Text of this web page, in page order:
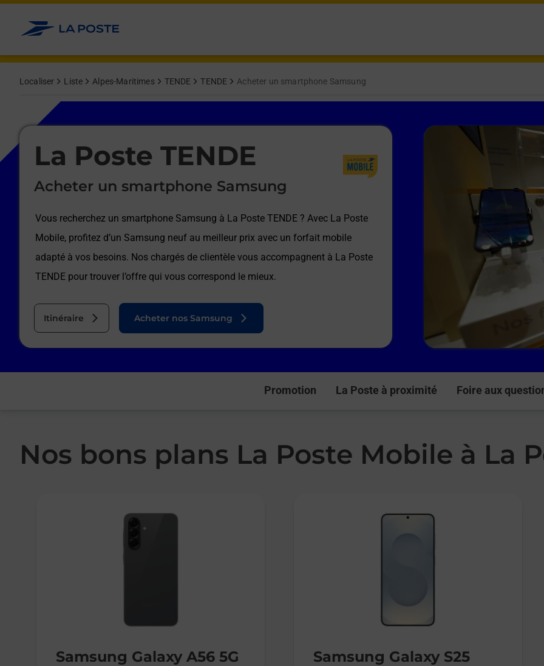
Allez au contenu
Localiser Liste Alpes-Maritimes TENDE TENDE Acheter un smartphone Samsung
La Poste TENDE
Acheter un smartphone Samsung
Vous recherchez un smartphone Samsung à La Poste TENDE ? Avec La Poste
Mobile, profitez d’un Samsung neuf au meilleur prix avec un forfait mobile
adapté à vos besoins. Nos chargés de clientèle vous accompagnent à La Poste
TENDE pour trouver l’offre qui vous correspond le mieux.
Itinéraire
Le lien s'ouvre dans un nouvel onglet
Acheter nos Samsung
Promotion La Poste à proximité Foire aux
Nos bons plans La Poste Mobile à La
Samsung Galaxy A56 5G Samsung Galaxy S25
Le lien s'ouvre dans un nouvel onglet
Afficher ou masquer la réponse
Afficher ou masquer la réponse
Afficher ou masquer la réponse
Afficher ou masquer la réponse
Afficher ou masquer la réponse
Afficher ou masquer la réponse